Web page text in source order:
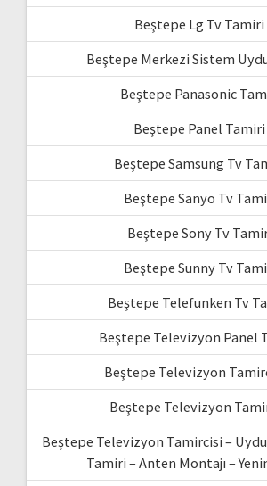
Beştepe Lg Tv Tamiri
Beştepe Merkezi Sistem
Beştepe Panasonic
Beştepe Panel Tamiri
Beştepe Samsung Tv
Beştepe Sanyo Tv
Beştepe Sony Tv
Beştepe Sunny Tv
Beştepe Telefunken Tv
Beştepe Televizyon Panel
Beştepe Televizyon
Beştepe Televizyon
Beştepe Televizyon Tamircisi –
Tamiri – Anten Montajı –